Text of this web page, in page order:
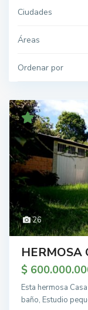
Ciudades
Áreas
Ordenar por
26
HERMOSA
$
Esta hermosa
baño, Estudio